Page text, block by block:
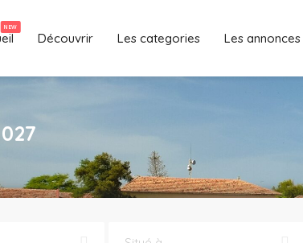
NEW
Découvrir Les categories Les annonces